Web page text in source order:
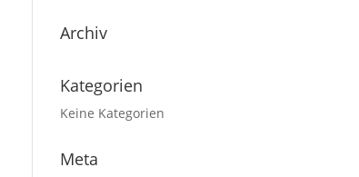
Archiv
Kategorien
Keine Kategorien
Meta